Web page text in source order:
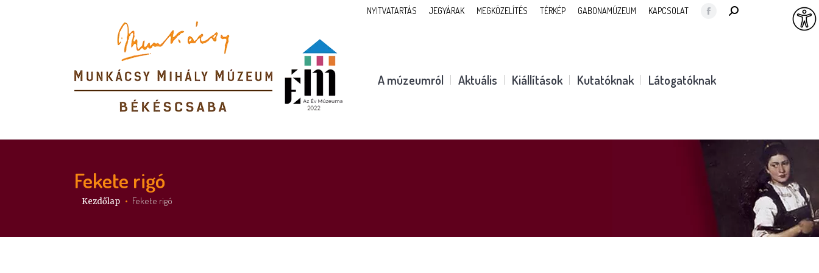
NYITVATARTÁS JEGYÁRAK MEGKÖZELÍTÉS TÉRKÉP GABONAMÚZEUM KAPCSOLAT
Facebook
new
SEARCH:
A múzeumról Aktuális Kiállítások Kutatóknak Látogatóknak
Fekete rigó
Itt vagy:
Kezdőlap Fekete rigó